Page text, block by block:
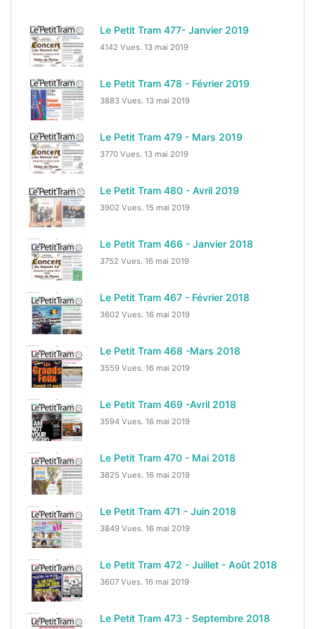
Le Petit Tram 477- Janvier 2019
4142 Vues. 13 mai 2019
Le Petit Tram 478 - Février 2019
3883 Vues. 13 mai 2019
Le Petit Tram 479 - Mars 2019
3770 Vues. 13 mai 2019
Le Petit Tram 480 - Avril 2019
3902 Vues. 15 mai 2019
Le Petit Tram 466 - Janvier 2018
3752 Vues. 16 mai 2019
Le Petit Tram 467 - Février 2018
3602 Vues. 16 mai 2019
Le Petit Tram 468 -Mars 2018
3559 Vues. 16 mai 2019
Le Petit Tram 469 -Avril 2018
3594 Vues. 16 mai 2019
Le Petit Tram 470 - Mai 2018
3825 Vues. 16 mai 2019
Le Petit Tram 471 - Juin 2018
3849 Vues. 16 mai 2019
Le Petit Tram 472 - Juillet - Août 2018
3607 Vues. 16 mai 2019
Le Petit Tram 473 - Septembre 2018